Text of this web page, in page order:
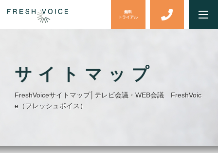
無料
トライアル
サイトマップ
FreshVoiceサイトマップ│テレビ会議・WEB会議 FreshVoic
e（フレッシュボイス）